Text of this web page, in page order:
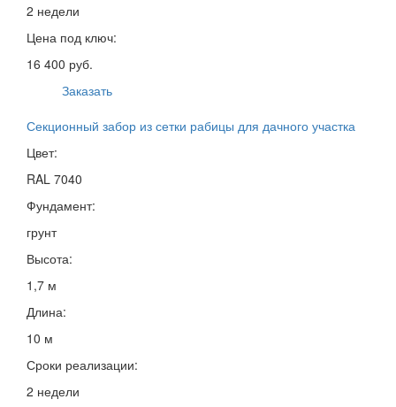
2 недели
Цена под ключ:
16 400 руб.
Заказать
Секционный забор из сетки рабицы для дачного участка
Цвет:
RAL 7040
Фундамент:
грунт
Высота:
1,7 м
Длина:
10 м
Сроки реализации:
2 недели